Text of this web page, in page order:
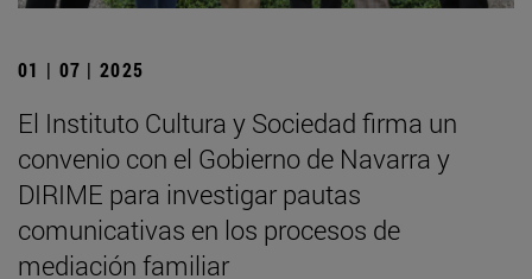
01 | 07 | 2025
El Instituto Cultura y Sociedad firma un
convenio con el Gobierno de Navarra y
DIRIME para investigar pautas
comunicativas en los procesos de
mediación familiar